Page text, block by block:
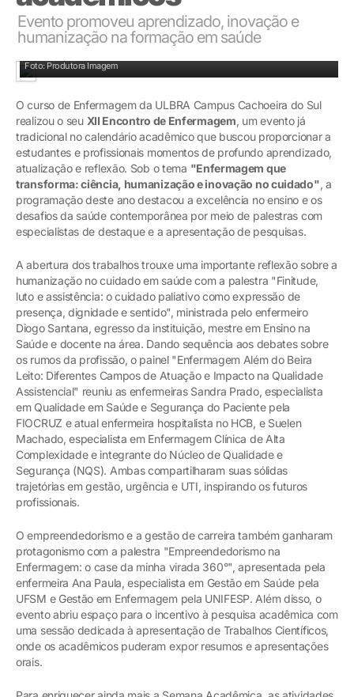
Evento promoveu aprendizado, inovação e
humanização na formação em saúde
Foto: Produtora Imagem
O curso de Enfermagem da ULBRA Campus Cachoeira do Sul
realizou o seu XII Encontro de Enfermagem, um evento já
tradicional no calendário acadêmico que buscou proporcionar a
estudantes e profissionais momentos de profundo aprendizado,
atualização e reflexão. Sob o tema "Enfermagem que
transforma: ciência, humanização e inovação no cuidado", a
programação deste ano destacou a excelência no ensino e os
desafios da saúde contemporânea por meio de palestras com
especialistas de destaque e a apresentação de pesquisas.
A abertura dos trabalhos trouxe uma importante reflexão sobre a
humanização no cuidado em saúde com a palestra "Finitude,
luto e assistência: o cuidado paliativo como expressão de
presença, dignidade e sentido", ministrada pelo enfermeiro
Diogo Santana, egresso da instituição, mestre em Ensino na
Saúde e docente na área. Dando sequência aos debates sobre
os rumos da profissão, o painel "Enfermagem Além do Beira
Leito: Diferentes Campos de Atuação e Impacto na Qualidade
Assistencial" reuniu as enfermeiras Sandra Prado, especialista
em Qualidade em Saúde e Segurança do Paciente pela
FIOCRUZ e atual enfermeira hospitalista no HCB, e Suelen
Machado, especialista em Enfermagem Clínica de Alta
Complexidade e integrante do Núcleo de Qualidade e
Segurança (NQS). Ambas compartilharam suas sólidas
trajetórias em gestão, urgência e UTI, inspirando os futuros
profissionais.
O empreendedorismo e a gestão de carreira também ganharam
protagonismo com a palestra "Empreendedorismo na
Enfermagem: o case da minha virada 360°", apresentada pela
enfermeira Ana Paula, especialista em Gestão em Saúde pela
UFSM e Gestão em Enfermagem pela UNIFESP. Além disso, o
evento abriu espaço para o incentivo à pesquisa acadêmica com
uma sessão dedicada à apresentação de Trabalhos Científicos,
onde os acadêmicos puderam expor resumos e apresentações
orais.